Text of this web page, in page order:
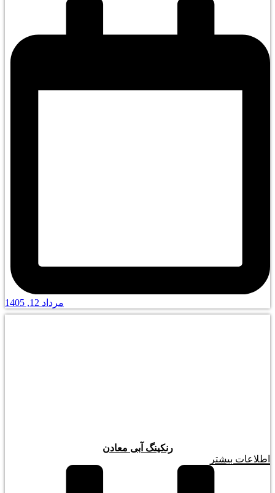
مرداد 12, 1405
رنکینگ آبی معادن
اطلاعات بیشتر